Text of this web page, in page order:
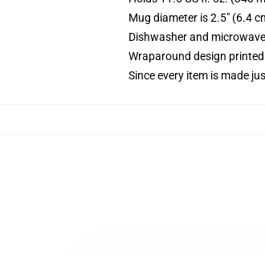
Mug diameter is 2.5" (6.4
Dishwasher and
Wraparound design
Since every item is made